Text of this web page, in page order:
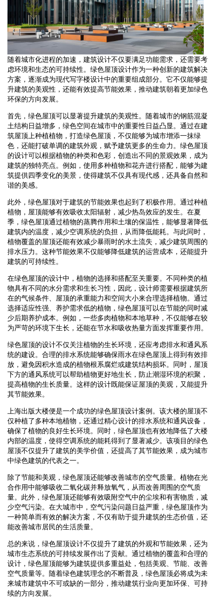
随着城市化进程的加速，建筑设计不仅要满足功能需求，还需要考
虑环境和生态的可持续性。绿色屋顶设计作为一种创新的建筑解决
方案，逐渐成为现代写字楼设计中的重要组成部分。它不仅能够提
升建筑的美观性，还能有效提高节能效果，推动建筑朝着更加绿色
环保的方向发展。
首先，绿色屋顶可以显著提升建筑的美观性。随着城市的钢筋混凝
土结构日益增多，绿色空间在城市中的重要性日益凸显。通过在建
筑屋顶上种植植物，打造绿色屋顶，不仅能够为城市增添一抹绿
色，还能打破单调的建筑外观，赋予建筑更多的生命力。绿色屋顶
的设计可以根据植物的种类和色彩，创造出不同的景观效果，成为
建筑的独特亮点。例如，使用多种植物和花卉进行搭配，能够为建
筑提供四季变化的美景，使得建筑不仅具有现代感，还具备自然和
谐的美感。
此外，绿色屋顶对于建筑的节能效果也起到了积极作用。通过种植
植物，屋顶能够有效吸收太阳辐射，减少热岛效应的发生。在夏
季，绿色屋顶通过植物的蒸腾作用和土壤的保温性，能够显著降低
建筑内的温度，减少空调系统的负担，从而降低能耗。与此同时，
植物覆盖的屋顶还能有效减少暴雨时的水土流失，减少建筑周围的
排水压力。这种节能效果不仅能够降低建筑的运营成本，还能提升
建筑的可持续性。
在绿色屋顶的设计中，植物的选择和搭配至关重要。不同种类的植
物具有不同的水分需求和生长习性，因此，设计师需要根据建筑所
在的气候条件、屋顶的承重能力和空间大小来合理选择植物。通过
选择适应性强、养护需求低的植物，绿色屋顶可以在节能的同时减
少后期养护成本。例如，一些多肉植物和本地草种，不仅能够在较
为严苛的环境下生长，还能在节水和吸收热量方面发挥重要作用。
绿色屋顶的设计不仅关注植物的生长环境，还应考虑排水和通风系
统的建设。合理的排水系统能够确保雨水在绿色屋顶上得到有效排
放，避免因积水造成的植物根系腐烂或建筑结构损坏。同时，屋顶
下方的通风系统可以帮助植物更好地生长，防止潮湿环境的积聚，
提高植物的生长质量。这样的设计既能保证屋顶的美观，又能提升
其节能效果。
上海出版大楼便是一个成功的绿色屋顶设计案例。该大楼的屋顶不
仅种植了多种本地植物，还通过精心设计的排水系统和通风设备，
确保了植物的良好生长环境。同时，绿色屋顶也有效地降低了大楼
内部的温度，使得空调系统的能耗得到了显著减少。该项目的绿色
屋顶不仅提升了建筑的美学价值，还提高了其节能效果，成为城市
中绿色建筑的代表之一。
除了节能和美观，绿色屋顶还能够改善城市的空气质量。植物在光
合作用中能够吸收二氧化碳并释放氧气，从而改善周围的空气质
量。此外，绿色屋顶还能够有效吸附空气中的尘埃和有害物质，减
少空气污染。在大城市中，空气污染问题日益严重，绿色屋顶作为
一种简单而有效的解决方案，不仅有助于提升建筑的生态价值，还
能改善城市居民的生活质量。
总的来说，绿色屋顶设计不仅提升了建筑的外观和节能效果，还为
城市生态系统的可持续发展作出了贡献。通过植物的覆盖和合理的
设计，绿色屋顶能够为建筑提供多重益处，包括美观、节能、改善
空气质量等。随着绿色建筑理念的不断普及，绿色屋顶必将成为未
来城市建筑中不可或缺的一部分，推动建筑行业向更加环保、可持
续的方向发展。